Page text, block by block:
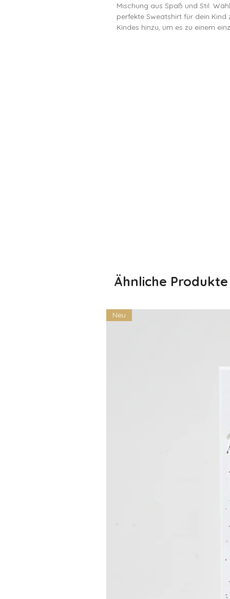
Mischung aus Spaß und Stil.
perfekte Sweatshirt für dein Kind
Kindes hinzu, um es zu einem
Personalisierung: Der Name
Verschiedene Farben:
Schenke deinem Kind ein
Halloween besonders fühlt – mit
Ähnliche Produkte
Neu